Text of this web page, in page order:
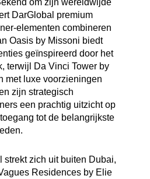
DarGlobal premium
elementen combineren
Oasis by Missoni biedt
geïnspireerd door het
terwijl Da Vinci Tower by
met luxe voorzieningen
zijn strategisch
een prachtig uitzicht op
tot de belangrijkste
strekt zich uit buiten Dubai,
Residences by Elie